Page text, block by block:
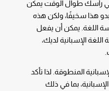
في رأسك طوال الوقت يمكن
هذا سخيفًا، ولكن هذه
اللغة. يمكن أن يفعل
الإسبانية لديك،
المنطوقة. لذا تأكد
بما في ذلك